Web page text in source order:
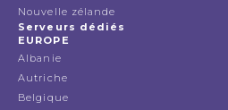
Nouvelle zélande
Serveurs dédiés
EUROPE
Albanie
Autriche
Belgique